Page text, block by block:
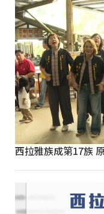
西拉雅族成第17族